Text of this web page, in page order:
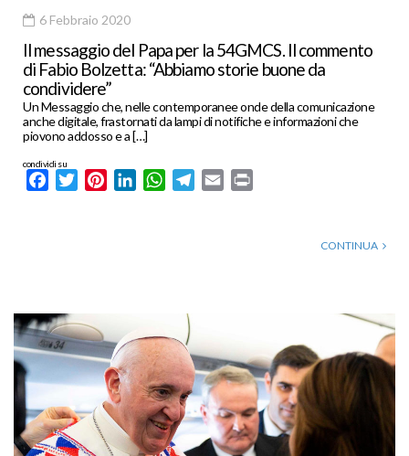
6 Febbraio 2020
Il messaggio del Papa per la 54GMCS. Il commento
di Fabio Bolzetta: “Abbiamo storie buone da
condividere”
Un Messaggio che, nelle contemporanee onde della comunicazione
anche digitale, frastornati da lampi di notifiche e informazioni che
piovono addosso e a […]
condividi su
FacebookTwitterPinterestLinkedInWhatsApp
Telegram
Email
CONTINUA